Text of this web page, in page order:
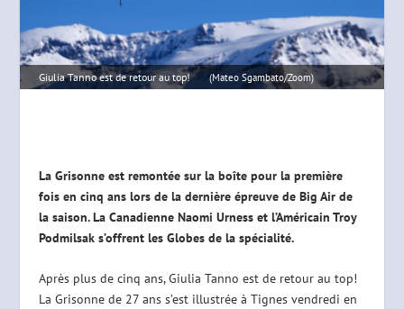
Giulia Tanno est de retour au top! (Mateo Sgambato/Zoom)
La Grisonne est remontée sur la boîte pour la première
fois en cinq ans lors de la dernière épreuve de Big Air de
la saison. La Canadienne Naomi Urness et l’Américain Troy
Podmilsak s’offrent les Globes de la spécialité.
Après plus de cinq ans, Giulia Tanno est de retour au top!
La Grisonne de 27 ans s’est illustrée à Tignes vendredi en